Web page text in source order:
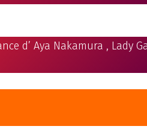
d’ Aya Nakamura , Lady